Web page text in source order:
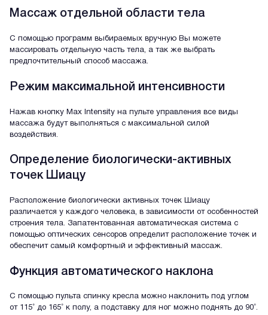
Массаж отдельной области тела
С помощью программ выбираемых вручную Вы можете
массировать отдельную часть тела, а так же выбрать
предпочтительный способ массажа.
Режим максимальной интенсивности
Нажав кнопку Max Intensity на пульте управления все виды
массажа будут выполняться с максимальной силой
воздействия.
Определение биологически-активных
точек Шиацу
Расположение биологически активных точек Шиацу
различается у каждого человека, в зависимости от особенностей
строения тела. Запатентованная автоматическая система с
помощью оптических сенсоров определит расположение точек и
обеспечит самый комфортный и эффективный массаж.
Функция автоматического наклона
С помощью пульта спинку кресла можно наклонить под углом
от 115˚ до 165˚ к полу, а подставку для ног можно поднять до 90˚.